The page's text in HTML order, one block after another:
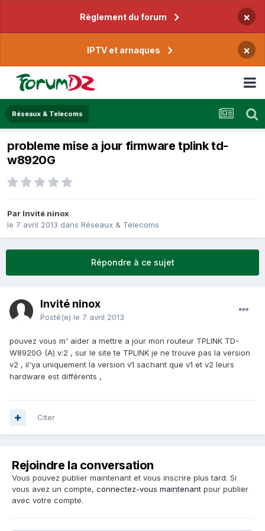
Règlement du forum ×
IPTV et arnaques ×
Réseaux & Telecoms
probleme mise a jour firmware tplink td-
w8920G
Par Invité ninox
le 7 avril 2013 dans Réseaux & Telecoms
Répondre à ce sujet
Invité ninox
Posté(e) le 7 avril 2013
pouvez vous m' aider a mettre a jour mon routeur TPLINK TD-
W8920G (A) v:2 , sur le site te TPLINK je ne trouve pas la version
v2 , il'ya uniquement la version v1 sachant que v1 et v2 leurs
hardware est différents ,
Citer
Rejoindre la conversation
Vous pouvez publier maintenant et vous inscrire plus tard. Si
vous avez un compte, connectez-vous maintenant pour publier
avec votre compte.